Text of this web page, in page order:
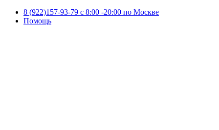
8 (922)157-93-79 c 8:00 -20:00 по Москве
Помощь